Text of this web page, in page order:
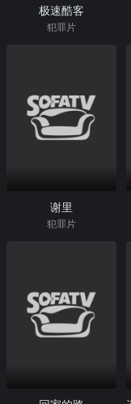
极速酷客
犯罪片
谢里
犯罪片